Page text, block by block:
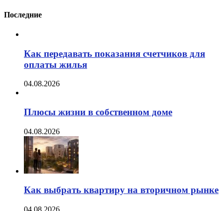
Последние
Как передавать показания счетчиков для
оплаты жилья
04.08.2026
Плюсы жизни в собственном доме
04.08.2026
Как выбрать квартиру на вторичном рынке